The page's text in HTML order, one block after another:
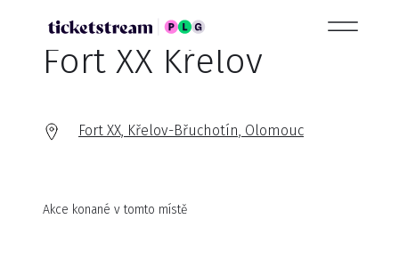
Fort XX Křelov
Fort XX, Křelov-Břuchotín, Olomouc
Akce konané v tomto místě